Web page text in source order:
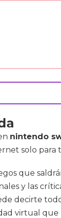
nintendo
solo para
que
y las
decirte todo
virtual